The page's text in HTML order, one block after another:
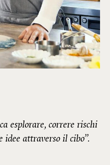
esplorare, correre rischi
attraverso il cibo”.